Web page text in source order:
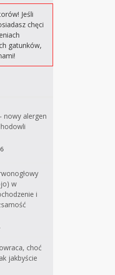
Jeśli
chęci
gatunków,
nowy alergen
w
i
choć
jakbyście